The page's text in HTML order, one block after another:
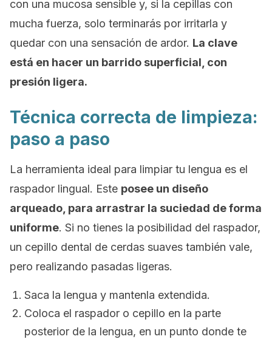
con una mucosa sensible y, si la cepillas con
mucha fuerza, solo terminarás por irritarla y
quedar con una sensación de ardor. La clave
está en hacer un barrido superficial, con
presión ligera.
Técnica correcta de limpieza:
paso a paso
La herramienta ideal para limpiar tu lengua es el
raspador lingual. Este posee un diseño
arqueado, para arrastrar la suciedad de forma
uniforme. Si no tienes la posibilidad del raspador,
un cepillo dental de cerdas suaves también vale,
pero realizando pasadas ligeras.
Saca la lengua y mantenla extendida.
Coloca el raspador o cepillo en la parte
posterior de la lengua, en un punto donde te